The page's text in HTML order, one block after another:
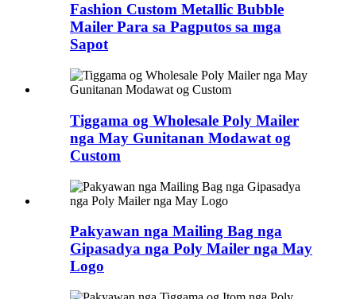
Fashion Custom Metallic Bubble
Mailer Para sa Pagputos sa mga
Sapot
Tiggama og Wholesale Poly Mailer
nga May Gunitanan Modawat og
Custom
Pakyawan nga Mailing Bag nga
Gipasadya nga Poly Mailer nga May
Logo